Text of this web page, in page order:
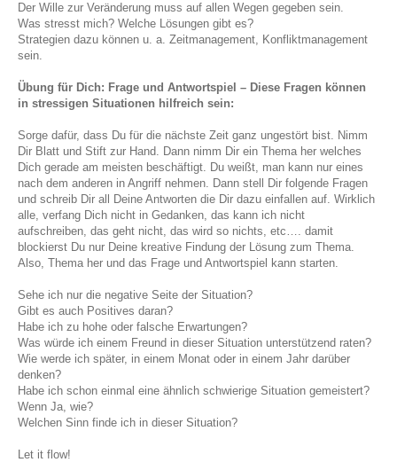
Der Wille zur Veränderung muss auf allen Wegen gegeben sein.
Was stresst mich? Welche Lösungen gibt es?
Strategien dazu können u. a. Zeitmanagement, Konfliktmanagement
sein.
Übung für Dich: Frage und Antwortspiel – Diese Fragen können
in stressigen Situationen hilfreich sein:
Sorge dafür, dass Du für die nächste Zeit ganz ungestört bist. Nimm
Dir Blatt und Stift zur Hand. Dann nimm Dir ein Thema her welches
Dich gerade am meisten beschäftigt. Du weißt, man kann nur eines
nach dem anderen in Angriff nehmen. Dann stell Dir folgende Fragen
und schreib Dir all Deine Antworten die Dir dazu einfallen auf. Wirklich
alle, verfang Dich nicht in Gedanken, das kann ich nicht
aufschreiben, das geht nicht, das wird so nichts, etc…. damit
blockierst Du nur Deine kreative Findung der Lösung zum Thema.
Also, Thema her und das Frage und Antwortspiel kann starten.
Sehe ich nur die negative Seite der Situation?
Gibt es auch Positives daran?
Habe ich zu hohe oder falsche Erwartungen?
Was würde ich einem Freund in dieser Situation unterstützend raten?
Wie werde ich später, in einem Monat oder in einem Jahr darüber
denken?
Habe ich schon einmal eine ähnlich schwierige Situation gemeistert?
Wenn Ja, wie?
Welchen Sinn finde ich in dieser Situation?
Let it flow!